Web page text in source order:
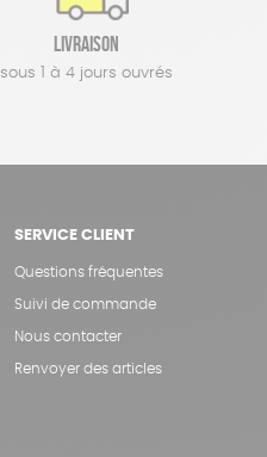
Livraison
sous 1 à 4 jours ouvrés
SERVICE CLIENT
Questions fréquentes
Suivi de commande
Nous contacter
Renvoyer des articles